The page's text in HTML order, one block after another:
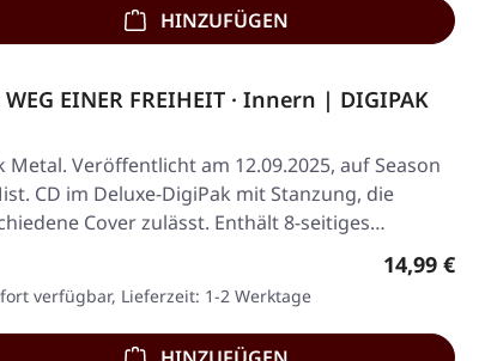
HINZUFÜGEN
WEG EINER FREIHEIT · Innern | DIGIPAK
Metal. Veröffentlicht am 12.09.2025, auf Season
CD im Deluxe-DigiPak mit Stanzung, die
Cover zulässt. Enthält 8-seitiges…
Regulärer
14,99 €
verfügbar, Lieferzeit: 1-2 Werktage